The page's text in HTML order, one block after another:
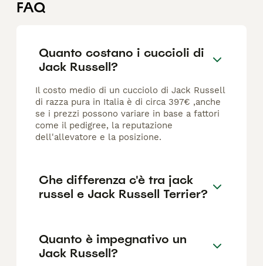
FAQ
Quanto costano i cuccioli di
Jack Russell?
Il costo medio di un cucciolo di Jack Russell
di razza pura in Italia è di circa 397€ ,anche
se i prezzi possono variare in base a fattori
come il pedigree, la reputazione
dell'allevatore e la posizione.
Che differenza c'è tra jack
russel e Jack Russell Terrier?
Quanto è impegnativo un
Jack Russell?